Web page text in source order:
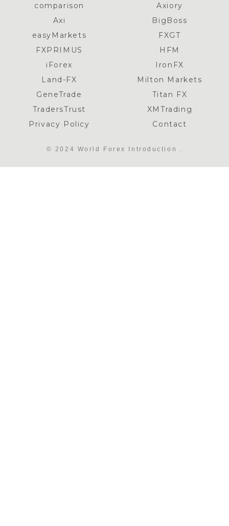
comparison
Axiory
Axi
BigBoss
easyMarkets
FXGT
FXPRIMUS
HFM
iForex
IronFX
Land-FX
Milton Markets
GeneTrade
Titan FX
TradersTrust
XMTrading
Privacy Policy
Contact
© 2024 World Forex Introduction .